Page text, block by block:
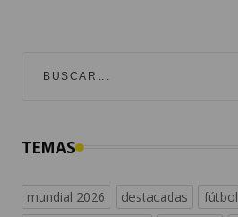
TEMAS
mundial 2026 destacadas fútbol